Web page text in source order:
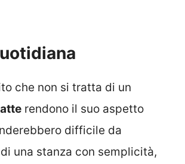
che non si tratta di un
rendono il suo aspetto
difficile da
una stanza con semplicità,